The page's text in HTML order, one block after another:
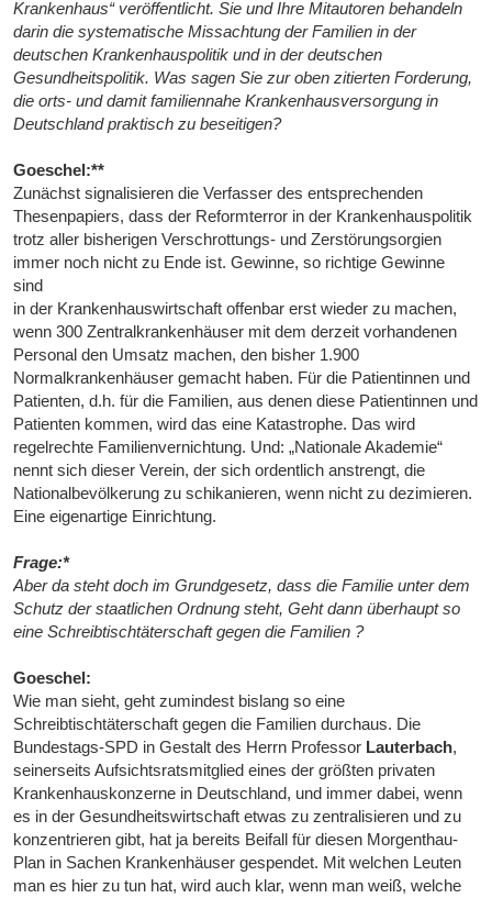
Krankenhaus“ veröffentlicht. Sie und Ihre Mitautoren behandeln
darin die systematische Missachtung der Familien in der
deutschen Krankenhauspolitik und in der deutschen
Gesundheitspolitik. Was sagen Sie zur oben zitierten Forderung,
die orts- und damit familiennahe Krankenhausversorgung in
Deutschland praktisch zu beseitigen?
Goeschel:**
Zunächst signalisieren die Verfasser des entsprechenden
Thesenpapiers, dass der Reformterror in der Krankenhauspolitik
trotz aller bisherigen Verschrottungs- und Zerstörungsorgien
immer noch nicht zu Ende ist. Gewinne, so richtige Gewinne
sind
in der Krankenhauswirtschaft offenbar erst wieder zu machen,
wenn 300 Zentralkrankenhäuser mit dem derzeit vorhandenen
Personal den Umsatz machen, den bisher 1.900
Normalkrankenhäuser gemacht haben. Für die Patientinnen und
Patienten, d.h. für die Familien, aus denen diese Patientinnen und
Patienten kommen, wird das eine Katastrophe. Das wird
regelrechte Familienvernichtung. Und: „Nationale Akademie“
nennt sich dieser Verein, der sich ordentlich anstrengt, die
Nationalbevölkerung zu schikanieren, wenn nicht zu dezimieren.
Eine eigenartige Einrichtung.
Frage:*
Aber da steht doch im Grundgesetz, dass die Familie unter dem
Schutz der staatlichen Ordnung steht, Geht dann überhaupt so
eine Schreibtischtäterschaft gegen die Familien ?
Goeschel:
Wie man sieht, geht zumindest bislang so eine
Schreibtischtäterschaft gegen die Familien durchaus. Die
Bundestags-SPD in Gestalt des Herrn Professor Lauterbach,
seinerseits Aufsichtsratsmitglied eines der größten privaten
Krankenhauskonzerne in Deutschland, und immer dabei, wenn
es in der Gesundheitswirtschaft etwas zu zentralisieren und zu
konzentrieren gibt, hat ja bereits Beifall für diesen Morgenthau-
Plan in Sachen Krankenhäuser gespendet. Mit welchen Leuten
man es hier zu tun hat, wird auch klar, wenn man weiß, welche